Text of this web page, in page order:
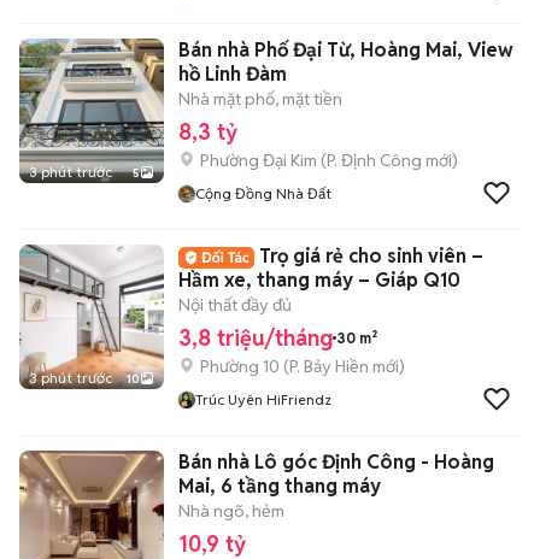
3 phút trước 5
Bán nhà Phố Đại Từ, Hoàng Mai, View
hồ Linh Đàm
Nhà mặt phố, mặt tiền
8,3 tỷ
Phường Đại Kim (P. Định Công mới)
Cộng Đồng Nhà Đất
3 phút trước 10
Trọ giá rẻ cho sinh viên –
Hầm xe, thang máy – Giáp Q10
Nội thất đầy đủ
3,8 triệu/tháng 30 m²
Phường 10 (P. Bảy Hiền mới)
Trúc Uyên HiFriendz
Bán nhà Lô góc Định Công - Hoàng
Mai, 6 tầng thang máy
Nhà ngõ, hẻm
10,9 tỷ